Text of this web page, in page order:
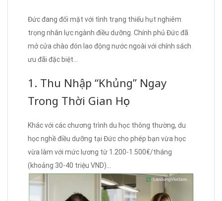
Đức đang đối mặt với tình trạng thiếu hụt nghiêm
trọng nhân lực ngành điều dưỡng. Chính phủ Đức đã
mở cửa chào đón lao động nước ngoài với chính sách
ưu đãi đặc biệt…
1. Thu Nhập “Khủng” Ngay
Trong Thời Gian Học
Khác với các chương trình du học thông thường, du
học nghề điều dưỡng tại Đức cho phép bạn vừa học
vừa làm với mức lương từ 1.200-1.500€/tháng
(khoảng 30-40 triệu VND)…